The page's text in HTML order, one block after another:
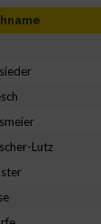
Lutz